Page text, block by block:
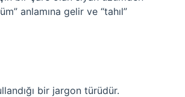
anlamına gelir ve “tahıl”
bir jargon türüdür.